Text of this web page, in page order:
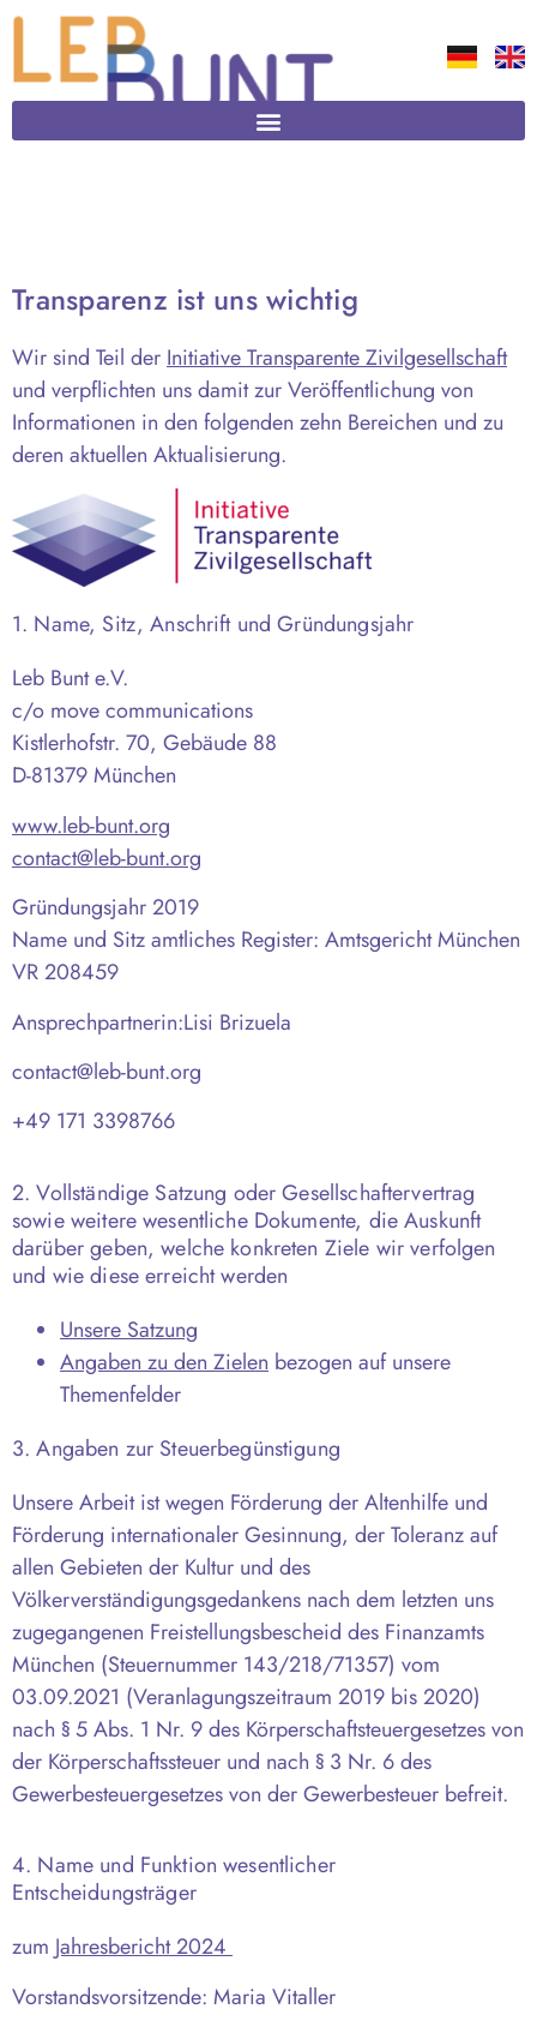
Transparenz ist uns wichtig
Wir sind Teil der Initiative Transparente Zivilgesellschaft
und verpflichten uns damit zur Veröffentlichung von
Informationen in den folgenden zehn Bereichen und zu
deren aktuellen Aktualisierung.
1. Name, Sitz, Anschrift und Gründungsjahr
Leb Bunt e.V.
c/o move communications
Kistlerhofstr. 70, Gebäude 88
D-81379 München
www.leb-bunt.org
contact@leb-bunt.org
Gründungsjahr 2019
Name und Sitz amtliches Register: Amtsgericht München
VR 208459
Ansprechpartnerin:Lisi Brizuela
contact@leb-bunt.org
+49 171 3398766
2. Vollständige Satzung oder Gesellschaftervertrag
sowie weitere wesentliche Dokumente, die Auskunft
darüber geben, welche konkreten Ziele wir verfolgen
und wie diese erreicht werden
Unsere Satzung
Angaben zu den Zielen bezogen auf unsere
Themenfelder
3. Angaben zur Steuerbegünstigung
Unsere Arbeit ist wegen Förderung der Altenhilfe und
Förderung internationaler Gesinnung, der Toleranz auf
allen Gebieten der Kultur und des
Völkerverständigungsgedankens nach dem letzten uns
zugegangenen Freistellungsbescheid des Finanzamts
München (Steuernummer 143/218/71357) vom
03.09.2021 (Veranlagungszeitraum 2019 bis 2020)
nach § 5 Abs. 1 Nr. 9 des Körperschaftsteuergesetzes von
der Körperschaftssteuer und nach § 3 Nr. 6 des
Gewerbesteuergesetzes von der Gewerbesteuer befreit.
4. Name und Funktion wesentlicher
Entscheidungsträger
zum Jahresbericht 2024
Vorstandsvorsitzende: Maria Vitaller